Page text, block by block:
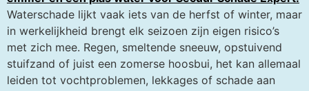
Waterschade lijkt vaak iets van de herfst of winter, maar
in werkelijkheid brengt elk seizoen zijn eigen risico’s
met zich mee. Regen, smeltende sneeuw, opstuivend
stuifzand of juist een zomerse hoosbui, het kan allemaal
leiden tot vochtproblemen, lekkages of schade aan